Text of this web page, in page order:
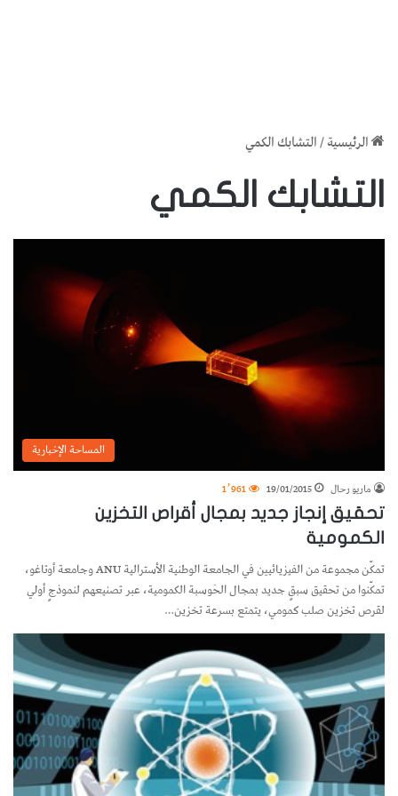
الرئيسية/التشابك الكمي
التشابك الكمي
المساحة الإخبارية
ماريو رحال 19/01/2015
1٬961
تحقيق إنجاز جديد بمجال أقراص التخزين
الكمومية
تمكّن مجموعة من الفيزيائيين في الجامعة الوطنية الأسترالية ANU وجامعة أوتاغو،
تمكّنوا من تحقيق سبقٍ جديد بمجال الحَوسبة الكمومية، عبر تصنيعهم لنموذجٍ أولي
لقرص تخزين صلب كمومي، يتمتع بسرعة تخزين…